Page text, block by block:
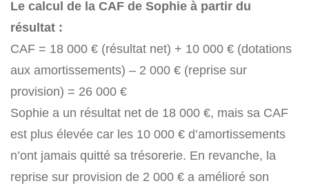
Le calcul de la CAF de Sophie à partir du
résultat :
CAF = 18 000 € (résultat net) + 10 000 € (dotations
aux amortissements) – 2 000 € (reprise sur
provision) = 26 000 €
Sophie a un résultat net de 18 000 €, mais sa CAF
est plus élevée car les 10 000 € d’amortissements
n’ont jamais quitté sa trésorerie. En revanche, la
reprise sur provision de 2 000 € a amélioré son